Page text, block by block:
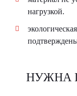
нагрузкой.
НУЖНА